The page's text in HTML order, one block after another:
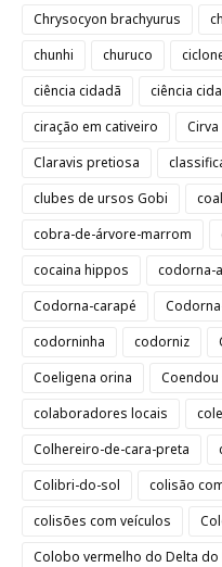
Chrysocyon brachyurus
chunhi
churuco
ciência cidadã
ciência
ciração em cativeiro
Cirva
Claravis pretiosa
clubes de ursos Gobi
cobra-de-árvore-marrom
cocaina hippos
codorna-
Codorna-carapé
codorninha
codorniz
Coeligena orina
colaboradores locais
Colhereiro-de-cara-preta
Colibri-do-sol
colisão
colisões com veículos
Colobo vermelho do Delta